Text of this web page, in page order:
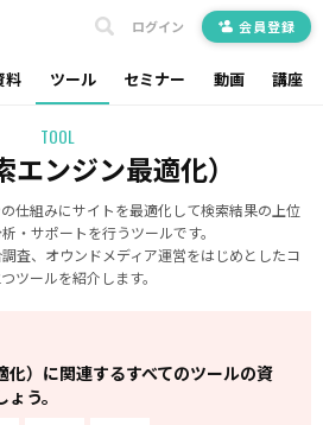
料 ツール セミナー 動画 講座
ログイン 会員登録
TOOL
エンジン最適化）
仕組みにサイトを最適化して検索結果の上位
・サポートを行うツールです。
査、オウンドメディア運営をはじめとしたコ
ツールを紹介します。
化）に関連するすべてのツールの資
う。